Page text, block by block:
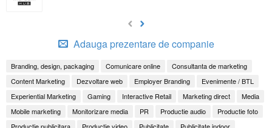
Adauga prezentare de companie
Branding, design, packaging Comunicare online
Consultanta de marketing
Content Marketing
Dezvoltare web Employer Branding
Evenimente / BTL
Experiential Marketing
Gaming Interactive Retail Marketing direct
Media
Mobile marketing
Monitorizare media PR Productie audio
Productie foto